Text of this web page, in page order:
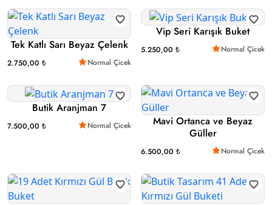
Tek Katlı Sarı Beyaz Çelenk
2.750,00 ₺ Normal Çicek
Vip Seri Karışık Buket
5.250,00 ₺ Normal Çicek
Butik Aranjman 7
7.500,00 ₺ Normal Çicek
Mavi Ortanca ve Beyaz
Güller
6.500,00 ₺ Normal Çicek